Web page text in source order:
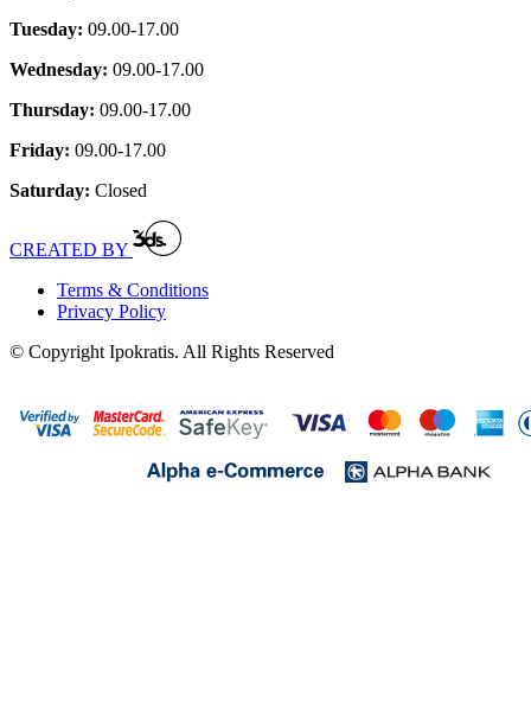
Tuesday: 09.00-17.00
Wednesday: 09.00-17.00
Thursday: 09.00-17.00
Friday: 09.00-17.00
Saturday: Closed
CREATED BY
Terms & Conditions
Privacy Policy
© Copyright Ipokratis. All Rights Reserved